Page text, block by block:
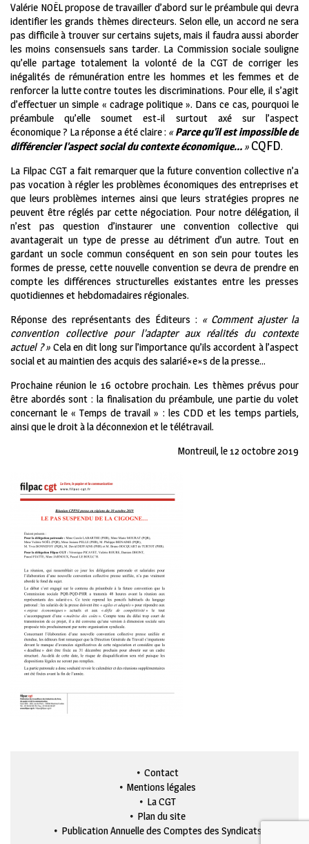
Valérie NOËL propose de travailler d’abord sur le préambule qui devra
identifier les grands thèmes directeurs. Selon elle, un accord ne sera
pas difficile à trouver sur certains sujets, mais il faudra aussi aborder
les moins consensuels sans tarder. La Commission sociale souligne
qu’elle partage totalement la volonté de la CGT de corriger les
inégalités de rémunération entre les hommes et les femmes et de
renforcer la lutte contre toutes les discriminations. Pour elle, il s’agit
d’effectuer un simple « cadrage politique ». Dans ce cas, pourquoi le
préambule qu’elle soumet est-il surtout axé sur l’aspect
économique ? La réponse a été claire : «Parce qu’il est impossible de
différencier l’aspect social du contexte économique… » CQFD.
La Filpac CGT a fait remarquer que la future convention collective n’a
pas vocation à régler les problèmes économiques des entreprises et
que leurs problèmes internes ainsi que leurs stratégies propres ne
peuvent être réglés par cette négociation. Pour notre délégation, il
n’est pas question d’instaurer une convention collective qui
avantagerait un type de presse au détriment d’un autre. Tout en
gardant un socle commun conséquent en son sein pour toutes les
formes de presse, cette nouvelle convention se devra de prendre en
compte les différences structurelles existantes entre les presses
quotidiennes et hebdomadaires régionales.
Réponse des représentants des Éditeurs : « Comment ajuster la
convention collective pour l’adapter aux réalités du contexte
actuel ? » Cela en dit long sur l’importance qu’ils accordent à l’aspect
social et au maintien des acquis des salarié×e×s de la presse…
Prochaine réunion le 16 octobre prochain. Les thèmes prévus pour
être abordés sont : la finalisation du préambule, une partie du volet
concernant le « Temps de travail » : les CDD et les temps partiels,
ainsi que le droit à la déconnexion et le télétravail.
Montreuil, le 12 octobre 2019
Contact
Mentions légales
La CGT
Plan du site
Publication Annuelle des Comptes des Syndicats